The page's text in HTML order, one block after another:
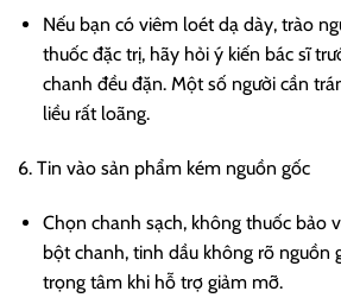
Nếu bạn có viêm loét dạ dày, trào
thuốc đặc trị, hãy hỏi ý kiến bác sĩ
chanh đều đặn. Một số người cần
liều rất loãng.
6. Tin vào sản phẩm kém nguồn gốc
Chọn chanh sạch, không thuốc bảo
bột chanh, tinh dầu không rõ nguồn
trọng tâm khi hỗ trợ giảm mỡ.